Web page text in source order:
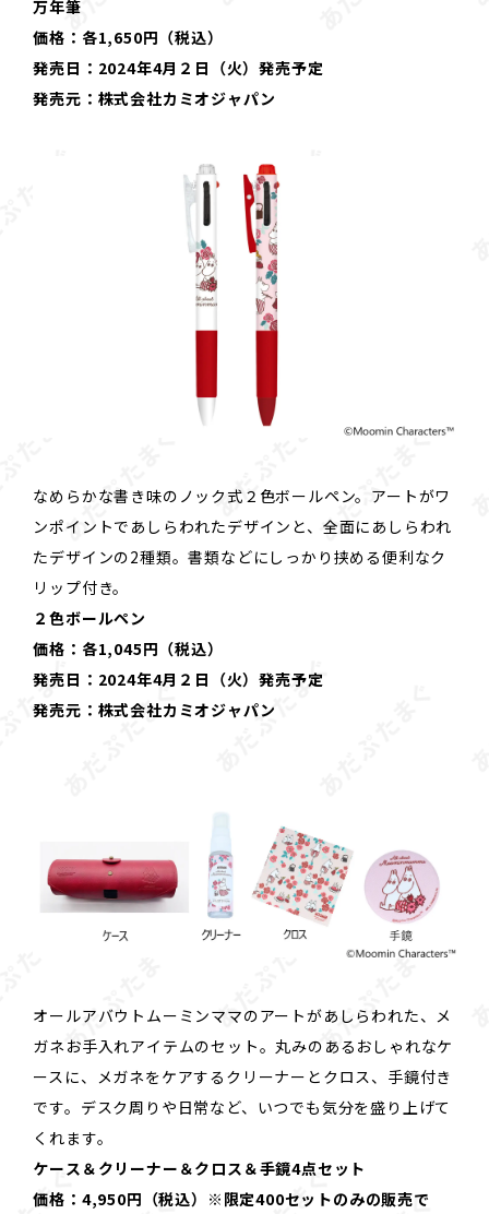
万年筆
価格：各1,650円（税込）
発売日：2024年4月２日（火）発売予定
発売元：株式会社カミオジャパン
なめらかな書き味のノック式２色ボールペン。アートがワ
ンポイントであしらわれたデザインと、全面にあしらわれ
たデザインの2種類。書類などにしっかり挟める便利なク
リップ付き。
２色ボールペン
価格：各1,045円（税込）
発売日：2024年4月２日（火）発売予定
発売元：株式会社カミオジャパン
オールアバウトムーミンママのアートがあしらわれた、メ
ガネお手入れアイテムのセット。丸みのあるおしゃれなケ
ースに、メガネをケアするクリーナーとクロス、手鏡付き
です。デスク周りや日常など、いつでも気分を盛り上げて
くれます。
ケース＆クリーナー＆クロス＆手鏡4点セット
価格：4,950円（税込）※限定400セットのみの販売で